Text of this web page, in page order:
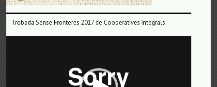
Trobada Sense Fronteres 2017 de Cooperatives Integrals